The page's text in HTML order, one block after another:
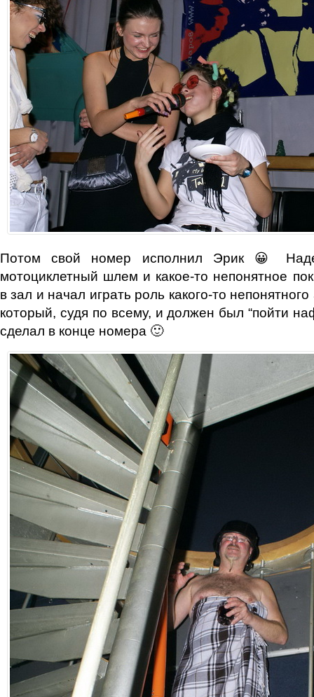
Потом свой номер исполнил Эрик 😀
мотоциклетный шлем и какое-то непонятное
в зал и начал играть роль какого-то
который, судя по всему, и должен был “пойти
сделал в конце номера 🙂